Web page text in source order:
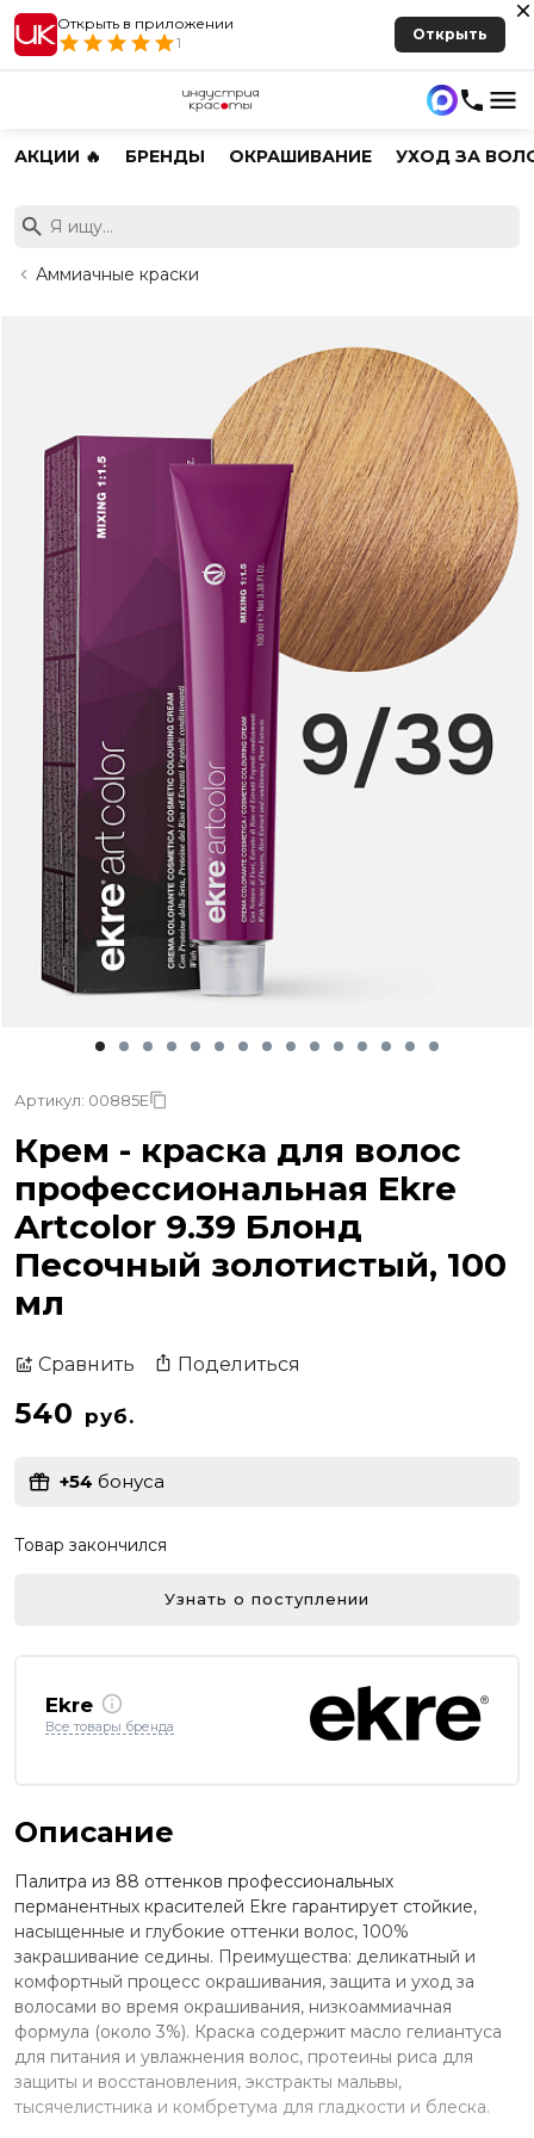
Открыть в приложении
1
Открыть
АКЦИИ 🔥 БРЕНДЫ ОКРАШИВАНИЕ УХОД ЗА
Аммиачные краски
Артикул: 00885E
Крем - краска для волос
профессиональная Ekre
Artcolor 9.39 Блонд
Песочный золотистый, 100
мл
Сравнить Поделиться
540 руб.
+54 бонуса
Товар закончился
Узнать о поступлении
Ekre
Все товары бренда
Описание
Палитра из 88 оттенков профессиональных
перманентных красителей Ekre гарантирует стойкие,
насыщенные и глубокие оттенки волос, 100%
закрашивание седины. Преимущества: деликатный и
комфортный процесс окрашивания, защита и уход за
волосами во время окрашивания, низкоаммиачная
формула (около 3%). Краска содержит масло гелиантуса
для питания и увлажнения волос, протеины риса для
защиты и восстановления, экстракты мальвы,
тысячелистника и комбретума для гладкости и блеска.